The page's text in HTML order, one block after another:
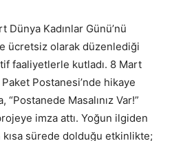
Dünya Kadınlar Günü’nü
ücretsiz olarak düzenlediği
faaliyetlerle kutladı. 8 Mart
Postanesi’nde hikaye
“Postanede Masalınız Var!”
imza attı. Yoğun ilgiden
kısa sürede dolduğu etkinlikte;